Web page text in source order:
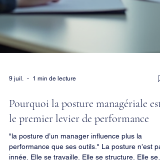
9 juil. 1 min de lecture
Pourquoi la posture managériale est
le premier levier de performance
"la posture d’un manager influence plus la